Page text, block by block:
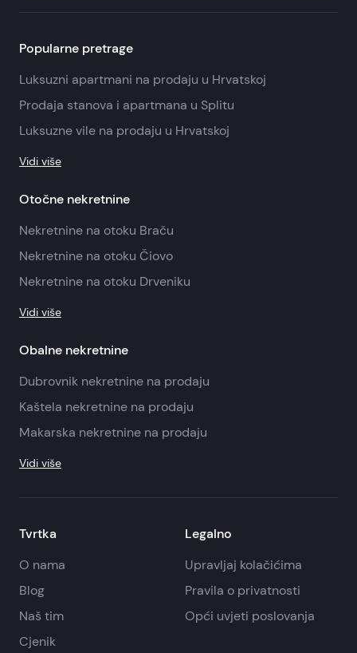
Popularne pretrage
Luksuzni apartmani na prodaju u Hrvatskoj
Prodaja stanova i apartmana u Splitu
Luksuzne vile na prodaju u Hrvatskoj
Vidi više
Otočne nekretnine
Nekretnine na otoku Braču
Nekretnine na otoku Čiovo
Nekretnine na otoku Drveniku
Vidi više
Obalne nekretnine
Dubrovnik nekretnine na prodaju
Kaštela nekretnine na prodaju
Makarska nekretnine na prodaju
Vidi više
Tvrtka
O nama
Blog
Naš tim
Cjenik
Legalno
Upravljaj kolačićima
Pravila o privatnosti
Opći uvjeti poslovanja